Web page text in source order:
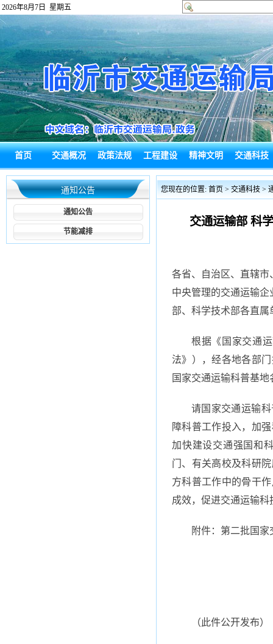
2026年8月7日 星期五
首页 交通概况 政策法规 工程建设 精神文明 交通科技
政府信息公 热点回应 通知公告 综合新闻 政务信息
局长信箱
通知公告
通知公告
节能减排
您现在的位置: 首页 > 交通科技 >
交通运输部 科
各省、自治区、直辖
中央管理的交通运输
部、科学技术部各直
根据《国家交通
法》），经各地各部
国家交通运输科普基
请国家交通运输
障科普工作投入，加
加快建设交通强国和
门、有关高校及科研
方科普工作中的骨干
成效，促进交通运输
附件：第二批国
（此件公开发布）